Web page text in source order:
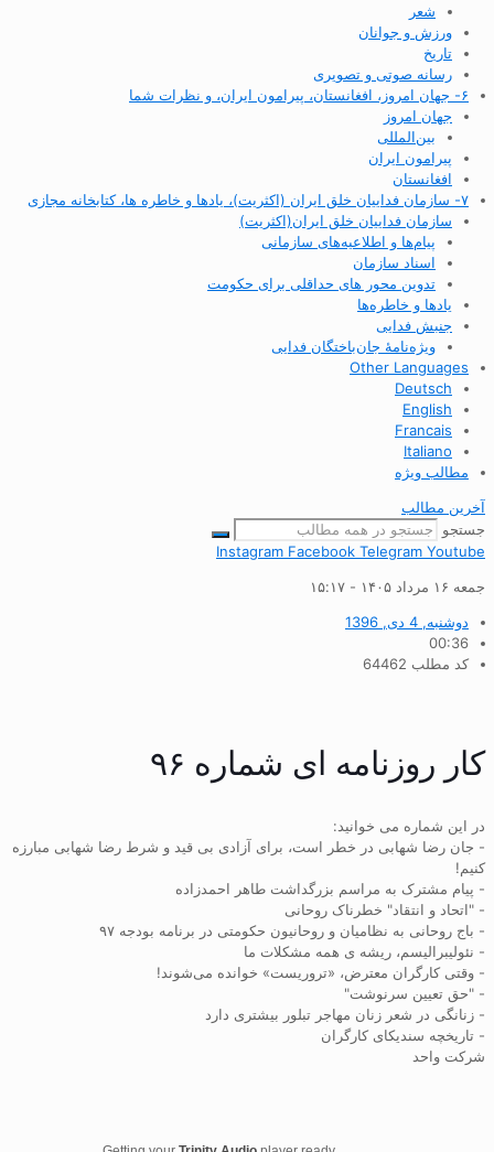
شعر
ورزش و جوانان
تاریخ
رسانه صوتی و تصویری
۶- جهان امروز، افغانستان، پیرامون ایران، و نظرات شما
جهان امروز
بین‌المللی
پیرامون ایران
افغانستان
۷- سازمان فداییان خلق ایران (اکثریت)، یادها و خاطره ها، کتابخانه مجازی
سازمان فداییان خلق ایران(اکثریت)
پیام‌ها و اطلاعیه‌های سازمانی
اسناد سازمان
تدوین محور های حداقلی برای حکومت
یادها و خاطره‌ها
جنبش فدایی
ویژه‌نامهٔ جان‌باختگان فدایی
Other Languages
Deutsch
English
Francais
Italiano
مطالب ویژه
آخرین مطالب
جستجو
Instagram Facebook Telegram Youtube
جمعه ۱۶ مرداد ۱۴۰۵ - ۱۵:۱۷
دوشنبه, 4 دی, 1396
00:36
کد مطلب 64462
کار روزنامه ای شماره ۹۶
در این شماره می خوانید:
- جان رضا شهابی در خطر است، برای آزادی بی قید و شرط رضا شهابی مبارزه
کنیم!
- پیام مشترک به مراسم بزرگداشت طاهر احمدزاده
- "اتحاد و انتقاد" خطرناک روحانی
- باج روحانی بە نظامیان و روحانیون حکومتی در برنامە بودجە ٩٧
- نئولیبرالیسم، ریشه ی همه مشکلات ما
- وقتی کارگران معترض، «تروریست» خوانده می‌شوند!
- "حق تعیین سرنوشت"
- زنانگی در شعر زنان مهاجر تبلور بیشتری دارد
- تاریخچه سندیکای کارگران
شرکت واحد